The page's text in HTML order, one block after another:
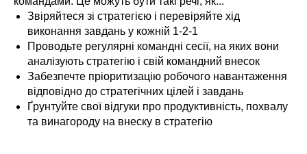
Звіряйтеся зі стратегією і перевіряйте хід
виконання завдань у кожній 1-2-1
Проводьте регулярні командні сесії, на яких вони
аналізують стратегію і свій командний внесок
Забезпечте пріоритизацію робочого навантаження
відповідно до стратегічних цілей і завдань
Ґрунтуйте свої відгуки про продуктивність, похвалу
та винагороду на внеску в стратегію